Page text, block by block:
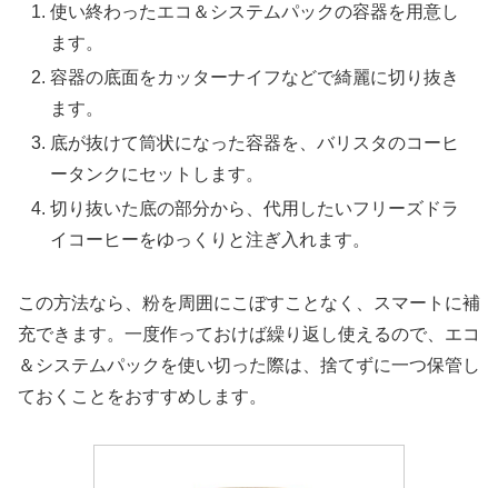
使い終わったエコ＆システムパックの容器を用意し
ます。
容器の底面をカッターナイフなどで綺麗に切り抜き
ます。
底が抜けて筒状になった容器を、バリスタのコーヒ
ータンクにセットします。
切り抜いた底の部分から、代用したいフリーズドラ
イコーヒーをゆっくりと注ぎ入れます。
この方法なら、粉を周囲にこぼすことなく、スマートに補
充できます。一度作っておけば繰り返し使えるので、エコ
＆システムパックを使い切った際は、捨てずに一つ保管し
ておくことをおすすめします。